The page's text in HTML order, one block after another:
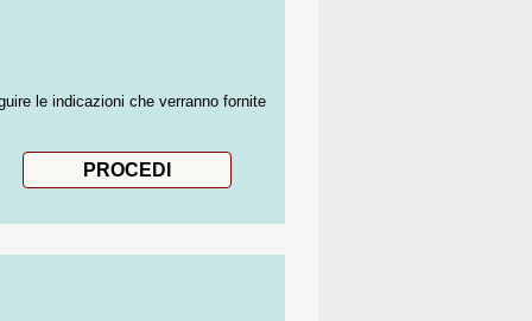
le indicazioni che verranno fornite